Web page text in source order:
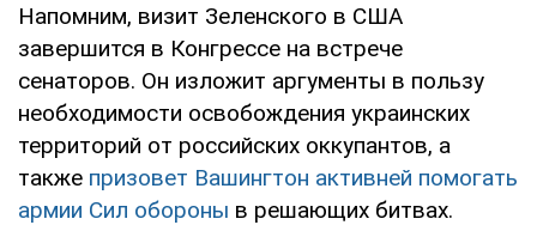
Напомним, визит Зеленского в США
завершится в Конгрессе на встрече
сенаторов. Он изложит аргументы в пользу
необходимости освобождения украинских
территорий от российских оккупантов, а
также призовет Вашингтон активней помогать
армии Сил обороны в решающих битвах.